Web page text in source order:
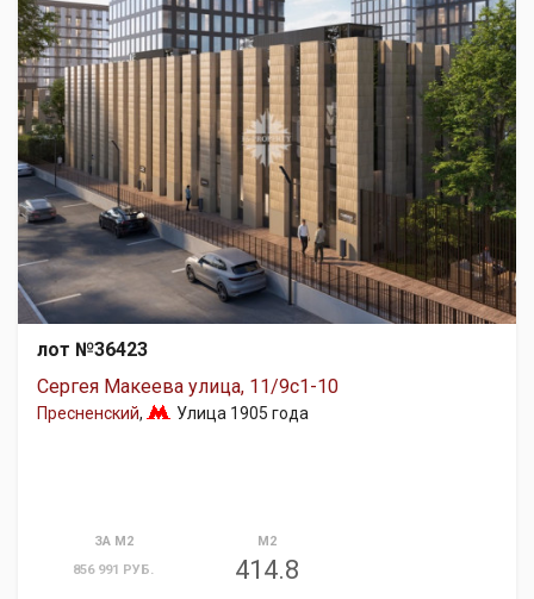
лот №36423
Сергея Макеева улица, 11/9с1-10
Пресненский, Улица 1905 года
ЗА М2
856 991 РУБ.
М2
414.8